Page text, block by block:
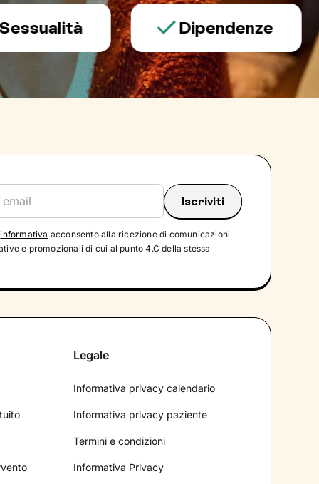
Dipendenze
informativa acconsento alla ricezione di comunicazioni
e promozionali di cui al punto 4.C della stessa
Legale
Informativa privacy calendario
Informativa privacy paziente
Termini e condizioni
Informativa Privacy